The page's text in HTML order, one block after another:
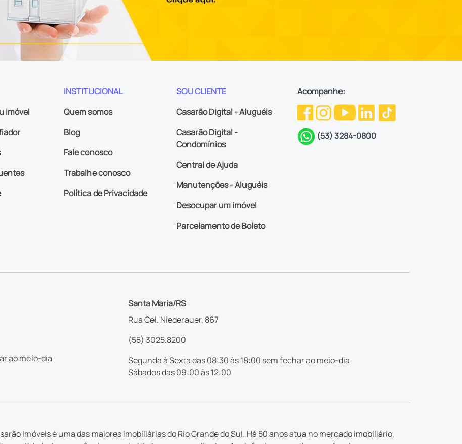
imóvel
INSTITUCIONAL
Quem somos
Blog
Fale conosco
Trabalhe conosco
Política de Privacidade
SOU CLIENTE
Casarão Digital - Aluguéis
Casarão Digital -
Condomínios
Central de Ajuda
Manutenções - Aluguéis
Desocupar um imóvel
Parcelamento de Boleto
Acompanhe:
(53) 3284-0800
ao meio-dia
Santa Maria/RS
Rua Cel. Niederauer, 867
(55) 3025.8200
Segunda à Sexta das 08:30 às 18:00 sem fechar ao meio-dia
Sábados das 09:00 às 12:00
Imóveis é uma das maiores imobiliárias do Rio Grande do Sul. Há 50 anos atua no mercado imobiliário,